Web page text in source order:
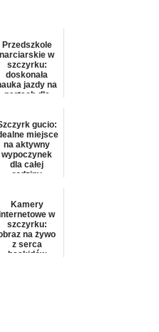
Przedszkole
narciarskie w
szczyrku:
doskonała
jazdy na
nartach dla
gucio:
miejsce
na aktywny
wypoczynek
dla całej
rodziny
Kamery
w
szczyrku:
na żywo
z serca
beskidów